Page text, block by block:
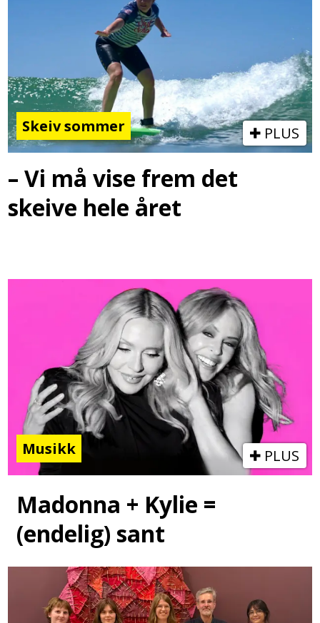
Skeiv sommer PLUS
– Vi må vise frem det
skeive hele året
Musikk PLUS
Madonna + Kylie =
(endelig) sant